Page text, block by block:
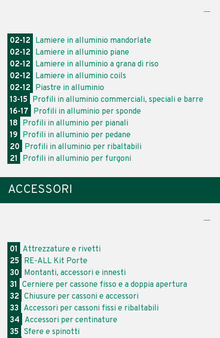
02-12 Lamiere in alluminio mandorlate
02-12 Lamiere in alluminio piane
02-12 Lamiere in alluminio a grana di riso
02-12 Lamiere in alluminio coils
02-12 Piastre in alluminio
13-15 Profili in alluminio commerciali, speciali e barre
16-17 Profili in alluminio per sponde
18 Profili in alluminio per pianali
19 Profili in alluminio per pedane
20 Profili in alluminio per ribaltabili
21
Profili in alluminio per furgoni
ACCESSORI
01
Attrezzature e rivetti
25 RE-ALL Kit Porte
30 Montanti, accessori e innesti
31 Cerniere per cassone fisso e a doppia apertura
32 Chiusure per cassoni e accessori
33 Accessori per cassoni fissi e ribaltabili
34 Accessori per centinature
35 Sfere e spinotti